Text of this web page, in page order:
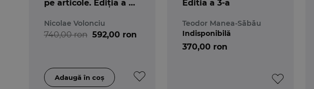
pe articole. Ediția a 4-
Nicolae Volonciu
740,00 ron 592,00 ron
Editia a 3-a
Teodor Manea-Săbău
370,00 ron
Indisponibilă